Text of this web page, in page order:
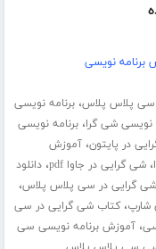
نویسی
سی پلاس پلاس،برنامه نویسی
نویسی شی گرا،برنامه نویسی
در پایتون،آموزش
،شی گرایی در جاوا pdf ،دانلود
شی گرایی در سی پلاس پلاس،
،کتاب شی گرایی در سی
،آموزش برنامه ­نویسی سی